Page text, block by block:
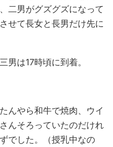
二男がグズグズになって
せて長女と長男だけ先に
男は17時頃に到着。
んやら和牛で焼肉、ウイ
んそろっていたのだけれ
でした。（授乳中なの